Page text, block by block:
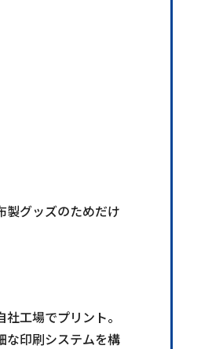
製グッズのためだけ
工場でプリント。
な印刷システムを構